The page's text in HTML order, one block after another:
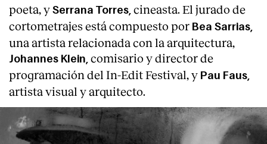
poeta, y Serrana Torres, cineasta. El jurado de
cortometrajes está compuesto por Bea Sarrias,
una artista relacionada con la arquitectura,
Johannes Klein, comisario y director de
programación del In-Edit Festival, y Pau Faus,
artista visual y arquitecto.